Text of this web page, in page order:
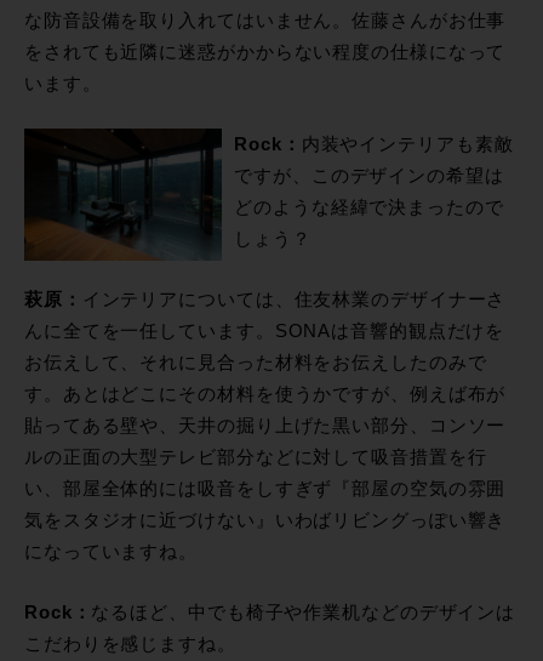
な防音設備を取り入れてはいません。佐藤さんがお仕事
をされても近隣に迷惑がかからない程度の仕様になって
います。
Rock： 内装やインテリアも素敵
ですが、このデザインの希望は
どのような経緯で決まったので
しょう？
萩原： インテリアについては、住友林業のデザイナーさ
んに全てを一任しています。SONAは音響的観点だけを
お伝えして、それに見合った材料をお伝えしたのみで
す。あとはどこにその材料を使うかですが、例えば布が
貼ってある壁や、天井の掘り上げた黒い部分、コンソー
ルの正面の大型テレビ部分などに対して吸音措置を行
い、部屋全体的には吸音をしすぎず『部屋の空気の雰囲
気をスタジオに近づけない』いわばリビングっぽい響き
になっていますね。
Rock： なるほど、中でも椅子や作業机などのデザインは
こだわりを感じますね。